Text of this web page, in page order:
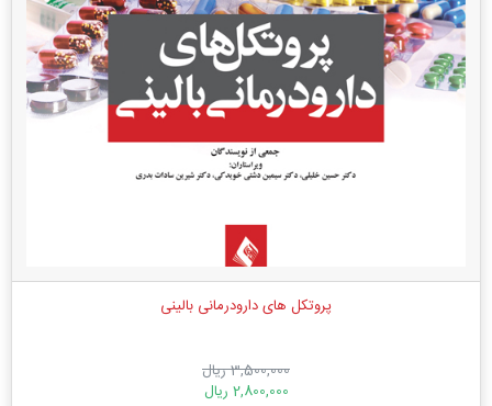
پروتکل های دارودرمانی بالینی
3,500,000 ریال
2,800,000 ریال